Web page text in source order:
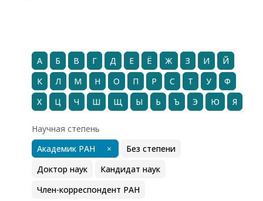
А Б В Г Д Е Ё Ж З И
Й
К
Л М Н О П Р С Т У
Ф
Х
Ц Ч Ш Щ Ы Ь Ъ Э Ю Я
Научная степень
Академик РАН
Без степени
Доктор наук
Кандидат наук
Член-корреспондент РАН